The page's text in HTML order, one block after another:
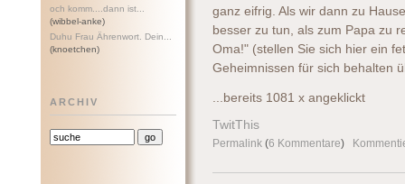
och komm....dann ist...
(wibbel-anke)
Duhu Frau Ährenwort. Dein...
(knoetchen)
ARCHIV
ganz eifrig. Als wir dann zu
besser zu tun, als zum Papa zu
Oma!" (stellen Sie sich hier ein
Geheimnissen für sich behalten
...bereits 1081 x angeklickt
TwitThis
Permalink (6 Kommentare)